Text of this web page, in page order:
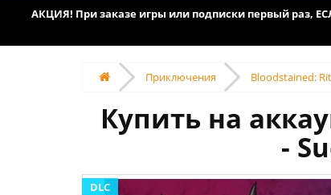
АКЦИЯ! При заказе игры или подписки первый раз,
Приключения Bloodstained:
Купить на
-
DLC